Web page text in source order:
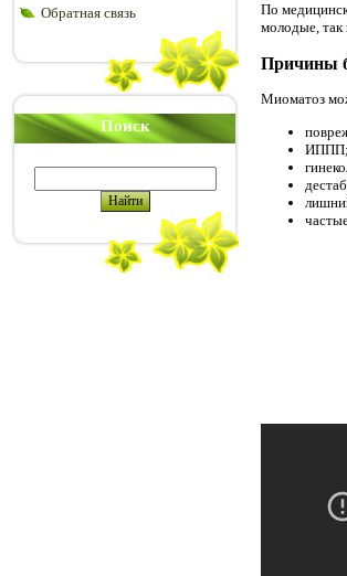
Обратная связь
Поиск
По
молодые, так
Причины
Миоматоз
ИППП;